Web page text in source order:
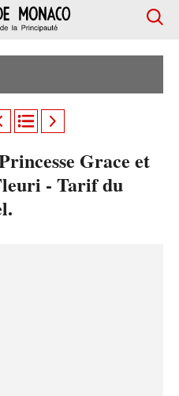
Grace et
- Tarif du